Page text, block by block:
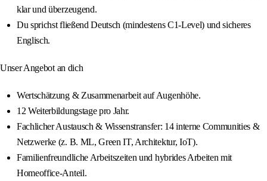
klar und überzeugend.
Du sprichst fließend Deutsch (mindestens C1-Level) und sicheres
Englisch.
Unser Angebot an dich
Wertschätzung & Zusammenarbeit auf Augenhöhe.
12 Weiterbildungstage pro Jahr.
Fachlicher Austausch & Wissenstransfer: 14 interne Communities &
Netzwerke (z. B. ML, Green IT, Architektur, IoT).
Familienfreundliche Arbeitszeiten und hybrides Arbeiten mit
Homeoffice-Anteil.